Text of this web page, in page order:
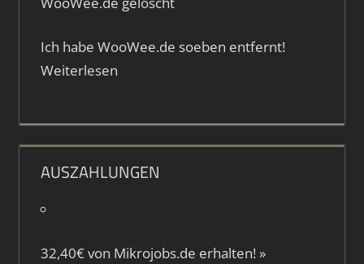
Ich habe WooWee.de soeben entfernt!
Weiterlesen
AUSZAHLUNGEN
32,40€ von Mikrojobs.de erhalten! »